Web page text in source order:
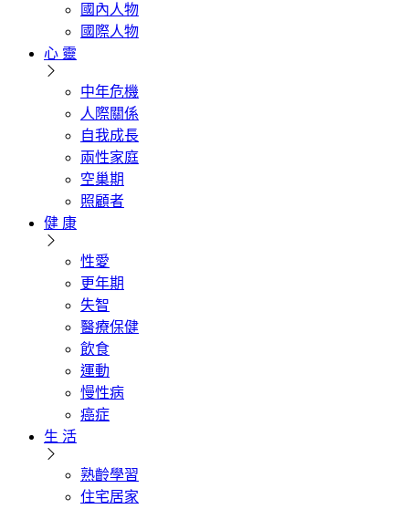
國內人物
國際人物
心 靈
中年危機
人際關係
自我成長
兩性家庭
空巢期
照顧者
健 康
性愛
更年期
失智
醫療保健
飲食
運動
慢性病
癌症
生 活
熟齡學習
住宅居家